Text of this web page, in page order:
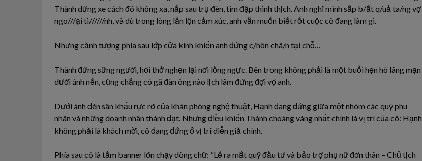
Thành dừng xe cách đó không xa, nấp sau trụ đèn, tim đập thình thịch. Anh nghĩ mình sắp b/ắt q/uả ta/ng vợ
ngo///ại tì//////nh, và dù trong lòng lẫn lộn cảm xúc, anh vẫn muốn biết rốt cuộc cô đang làm gì.
Nhưng cảnh tượng phía sau lớp cửa kính khiến anh đứng c/hôn châ/n tại chỗ…
Thành đứng sững người, hơi thở nghẹn lại nơi lồng ngực. Bên trong không phải là một buổi hẹn hò lãng mạn
dưới ánh nến, cũng chẳng có gã đàn ông nào lịch lãm đứng đợi vợ anh.
Dưới ánh đèn sân khấu rực rỡ của khán phòng nghệ thuật, Hạnh đang đứng giữa một nhóm các quý phu
nhân và những doanh nhân thành đạt. Nhưng điều khiến Thành choáng váng nhất chính là vị trí của cô: Hạnh
không phải là khách mời, cô đang đứng ở vị trí diễn giả chính.
Phía sau cô là tấm banner lớn chạy dòng chữ: “Lễ ra mắt quỹ đầu tư và bảo trợ phụ nữ đơn thân – Chủ tịch